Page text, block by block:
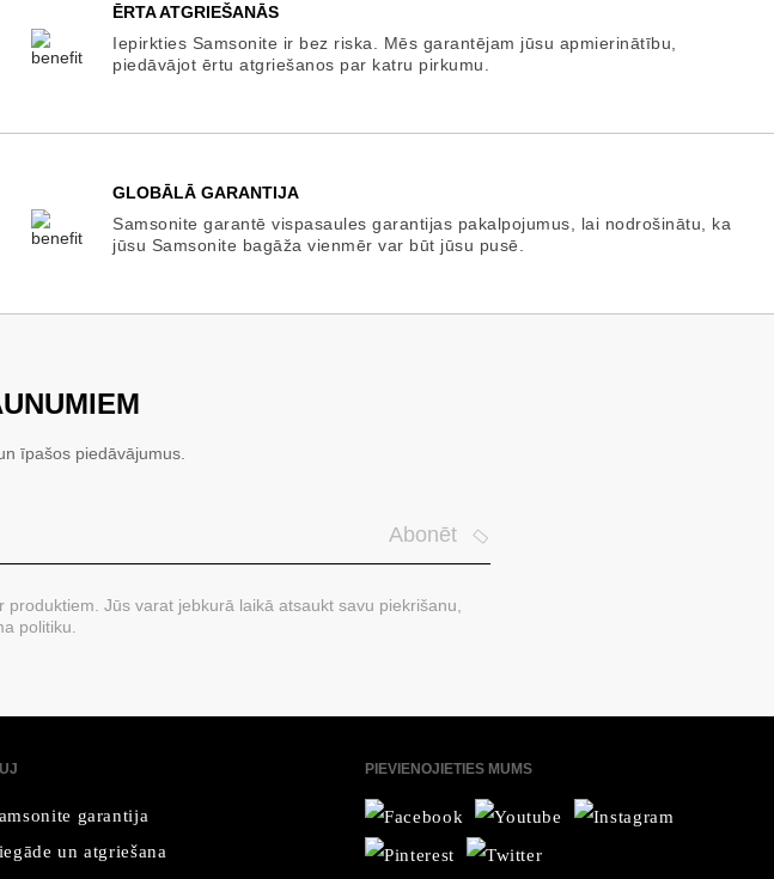
ĒRTA ATGRIEŠANĀS
Iepirkties Samsonite ir bez riska. Mēs garantējam jūsu apmierinātību,
piedāvājot ērtu atgriešanos par katru pirkumu.
GLOBĀLĀ GARANTIJA
Samsonite garantē vispasaules garantijas pakalpojumus, lai nodrošinātu, ka
jūsu Samsonite bagāža vienmēr var būt jūsu pusē.
īpašos piedāvājumus.
Abonēt
Jūs varat jebkurā laikā atsaukt savu piekrišanu,
politiku.
garantija
un atgriešana
PIEVIENOJIETIES MUMS